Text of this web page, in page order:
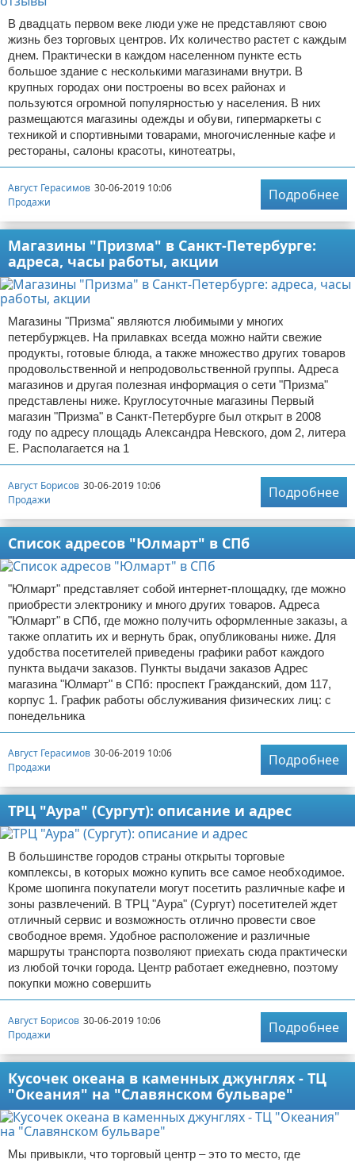
В двадцать первом веке люди уже не представляют свою
жизнь без торговых центров. Их количество растет с каждым
днем. Практически в каждом населенном пункте есть
большое здание с несколькими магазинами внутри. В
крупных городах они построены во всех районах и
пользуются огромной популярностью у населения. В них
размещаются магазины одежды и обуви, гипермаркеты с
техникой и спортивными товарами, многочисленные кафе и
рестораны, салоны красоты, кинотеатры,
Август Герасимов 30-06-2019 10:06
Продажи
Подробнее
Магазины "Призма" в Санкт-Петербурге:
адреса, часы работы, акции
Магазины "Призма" являются любимыми у многих
петербуржцев. На прилавках всегда можно найти свежие
продукты, готовые блюда, а также множество других товаров
продовольственной и непродовольственной группы. Адреса
магазинов и другая полезная информация о сети "Призма"
представлены ниже. Круглосуточные магазины Первый
магазин "Призма" в Санкт-Петербурге был открыт в 2008
году по адресу площадь Александра Невского, дом 2, литера
Е. Располагается на 1
Август Борисов 30-06-2019 10:06
Продажи
Подробнее
Список адресов "Юлмарт" в СПб
"Юлмарт" представляет собой интернет-площадку, где можно
приобрести электронику и много других товаров. Адреса
"Юлмарт" в СПб, где можно получить оформленные заказы, а
также оплатить их и вернуть брак, опубликованы ниже. Для
удобства посетителей приведены графики работ каждого
пункта выдачи заказов. Пункты выдачи заказов Адрес
магазина "Юлмарт" в СПб: проспект Гражданский, дом 117,
корпус 1. График работы обслуживания физических лиц: с
понедельника
Август Герасимов 30-06-2019 10:06
Продажи
Подробнее
ТРЦ "Аура" (Сургут): описание и адрес
В большинстве городов страны открыты торговые
комплексы, в которых можно купить все самое необходимое.
Кроме шопинга покупатели могут посетить различные кафе и
зоны развлечений. В ТРЦ "Аура" (Сургут) посетителей ждет
отличный сервис и возможность отлично провести свое
свободное время. Удобное расположение и различные
маршруты транспорта позволяют приехать сюда практически
из любой точки города. Центр работает ежедневно, поэтому
покупки можно совершить
Август Борисов 30-06-2019 10:06
Продажи
Подробнее
Кусочек океана в каменных джунглях - ТЦ
"Океания" на "Славянском бульваре"
Мы привыкли, что торговый центр – это то место, где